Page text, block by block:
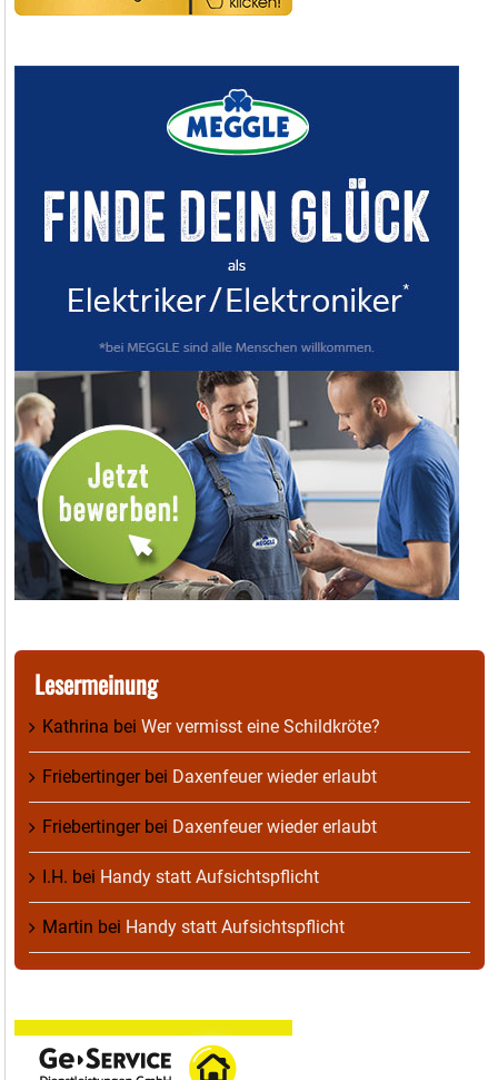
Lesermeinung
Kathrina bei Wer vermisst eine Schildkröte?
Friebertingerbei Daxenfeuer wieder erlaubt
Friebertingerbei Daxenfeuer wieder erlaubt
I.H. bei Handy statt Aufsichtspflicht
Martin bei Handy statt Aufsichtspflicht